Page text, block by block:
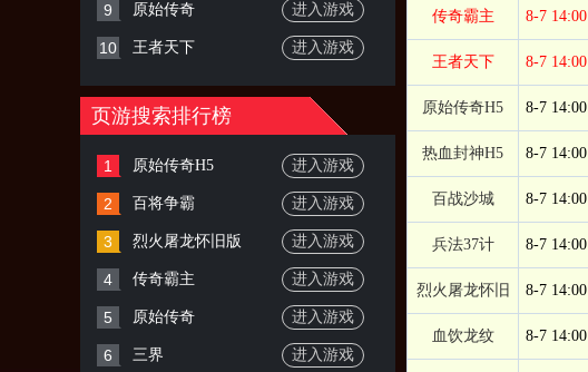
9 原始传奇 进入游戏
10 王者天下 进入游戏
页游搜索排行榜
1 原始传奇H5 进入游戏
2 百将争霸 进入游戏
3 烈火屠龙怀旧版 进入游戏
4 传奇霸主 进入游戏
5 原始传奇 进入游戏
6 三界 进入游戏
传奇霸主 8-7 14:00
王者天下 8-7 14:00
原始传奇H5 8-7 14:00
热血封神H5 8-7 14:00
百战沙城 8-7 14:00
兵法37计 8-7 14:00
烈火屠龙怀旧 8-7 14:00
血饮龙纹 8-7 14:00